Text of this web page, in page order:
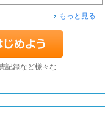
もっと見る
記録など様々な